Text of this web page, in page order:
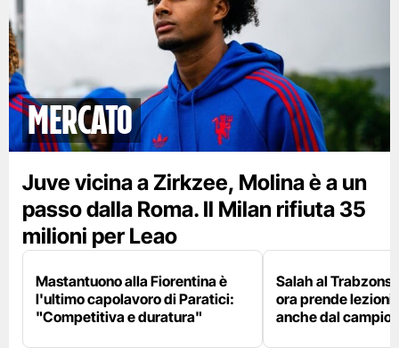
mercato
Juve vicina a Zirkzee, Molina è a un
passo dalla Roma. Il Milan rifiuta 35
milioni per Leao
Mastantuono alla Fiorentina è
l'ultimo capolavoro di Paratici:
"Competitiva e duratura"
Salah al
ora prende lezioni
anche dal